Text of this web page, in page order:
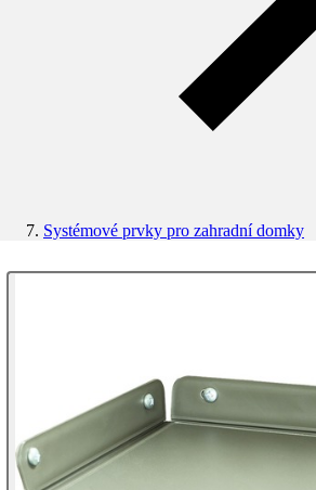
Systémové prvky pro zahradní domky